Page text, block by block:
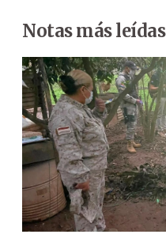
Notas más leídas